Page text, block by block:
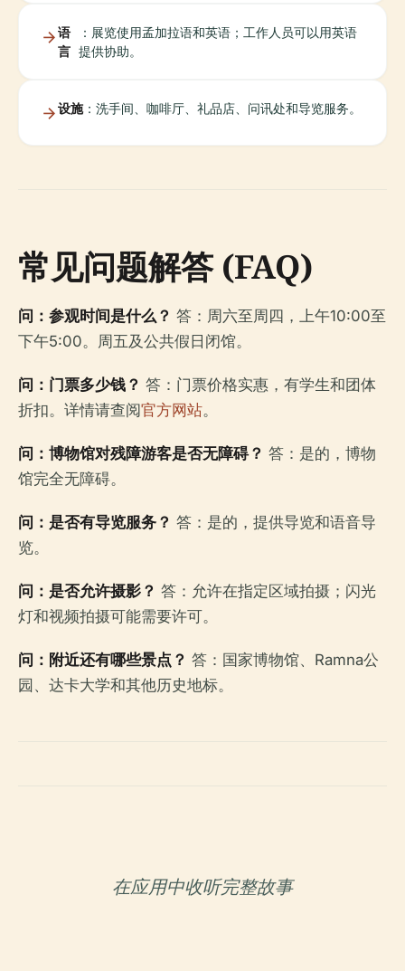
语
言
：展览使用孟加拉语和英语；工作人员可以用英语
提供协助。
设施：洗手间、咖啡厅、礼品店、问讯处和导览服务。
常见问题解答 (FAQ)
问：参观时间是什么？ 答：周六至周四，上午10:00至
下午5:00。周五及公共假日闭馆。
问：门票多少钱？ 答：门票价格实惠，有学生和团体
折扣。详情请查阅官方网站。
问：博物馆对残障游客是否无障碍？ 答：是的，博物
馆完全无障碍。
问：是否有导览服务？ 答：是的，提供导览和语音导
览。
问：是否允许摄影？ 答：允许在指定区域拍摄；闪光
灯和视频拍摄可能需要许可。
问：附近还有哪些景点？ 答：国家博物馆、Ramna公
园、达卡大学和其他历史地标。
在应用中收听完整故事